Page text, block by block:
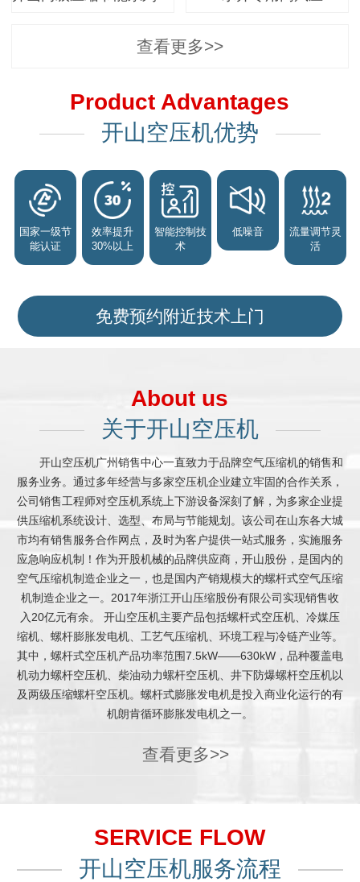
查看更多>>
Product Advantages
开山空压机优势
国家一级节
能认证
效率提升
30%以上
智能控制技
术
低噪音
流量调节灵
活
免费预约附近技术上门
About us
关于开山空压机
开山空压机广州销售中心一直致力于品牌空气压缩机的销售和
服务业务。通过多年经营与多家空压机企业建立牢固的合作关系，
公司销售工程师对空压机系统上下游设备深刻了解，为多家企业提
供压缩机系统设计、选型、布局与节能规划。该公司在山东各大城
市均有销售服务合作网点，及时为客户提供一站式服务，实施服务
应急响应机制！作为开股机械的品牌供应商，开山股份，是国内的
空气压缩机制造企业之一，也是国内产销规模大的螺杆式空气压缩
机制造企业之一。2017年浙江开山压缩股份有限公司实现销售收
入20亿元有余。 开山空压机主要产品包括螺杆式空压机、冷媒压
缩机、螺杆膨胀发电机、工艺气压缩机、环境工程与冷链产业等。
其中，螺杆式空压机产品功率范围7.5kW——630kW，品种覆盖电
机动力螺杆空压机、柴油动力螺杆空压机、井下防爆螺杆空压机以
及两级压缩螺杆空压机。螺杆式膨胀发电机是投入商业化运行的有
机朗肯循环膨胀发电机之一。
查看更多>>
SERVICE FLOW
开山空压机服务流程